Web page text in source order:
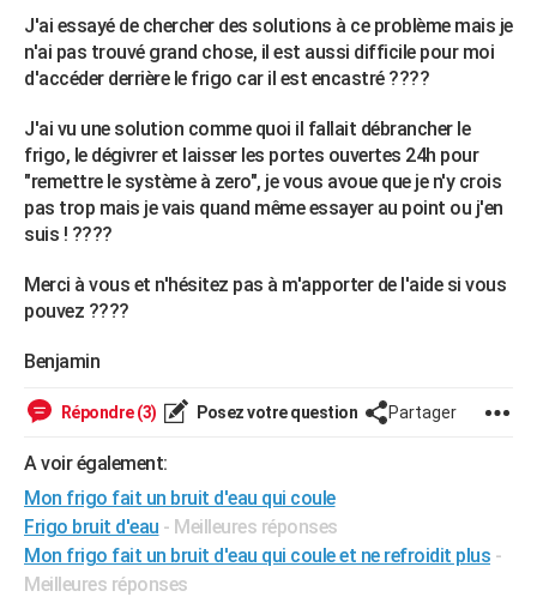
BONS PLANS
CARTE DE VOEUX
Carte de Noël
Carte Bonne année
Carte Saint-Valentin
Carte Pâques
Carte d'anniversaire
DICTIONNAIRE
Dictionnaire
Biographies
Citations
Expressions
Proverbes
PROGRAMME TV
COPAINS D'AVANT
S'inscrire
Se connecter
Lycées
Collèges
Primaires
Universités
Entreprises
Service militaire
Avis de recherche
AVIS DE DÉCÈS
Bricolage
Lifestyle
Culture
Sport
Auto
Television
Voyage
Cinema
J'ai essayé de chercher des solutions à ce problème mais je
n'ai pas trouvé grand chose, il est aussi difficile pour moi
d'accéder derrière le frigo car il est encastré ????
J'ai vu une solution comme quoi il fallait débrancher le
frigo, le dégivrer et laisser les portes ouvertes 24h pour
"remettre le système à zero", je vous avoue que je n'y crois
pas trop mais je vais quand même essayer au point ou j'en
suis ! ????
Merci à vous et n'hésitez pas à m'apporter de l'aide si vous
pouvez ????
Benjamin
Répondre (3) Posez votre question Partager
A voir également:
Mon frigo fait un bruit d'eau qui coule
Frigo bruit d'eau - Meilleures réponses
Mon frigo fait un bruit d'eau qui coule et ne refroidit plus -
Meilleures réponses